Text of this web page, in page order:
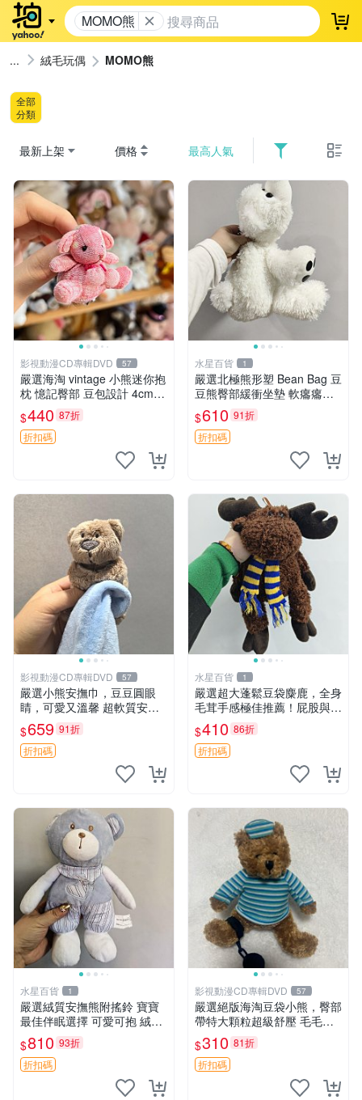
MOMO熊 登
絨毛玩偶 MOMO熊
全部
分類
最新上架 價格 最高人氣
影視動漫CD專輯DVD 57
嚴選海淘 vintage 小熊迷你抱
枕 憶記臀部 豆包設計 4cm
高 推薦收藏 迷你豆包小熊、
高臀部、豆袋抱枕
$440 87折
折扣碼
水星百貨 1
嚴選北極熊形塑 Bean Bag 豆
豆熊臀部緩衝坐墊 軟癟癟舒
壓設計 保暖又實用 適合久坐
放松 推薦居家使用 RUSS系
列 豆豆熊屁屁坐墊 3D顆粒結
$610 91折
折扣碼
影視動漫CD專輯DVD 57
嚴選小熊安撫巾，豆豆圓眼
睛，可愛又溫馨 超軟質安撫
巾，豆豆設計，哄睡好幫手
約克豆豆眼安撫巾 數碼豆豆
眼
$659 91折
折扣碼
水星百貨 1
嚴選超大蓬鬆豆袋麋鹿，全身
毛茸手感極佳推薦！屁股與四
肢填充均勻，適合收藏與孩童
共賞。 麋鹿 豆袋 毛茸玩具
$410 86折
折扣碼
水星百貨 1
嚴選絨質安撫熊附搖鈴 寶寶
最佳伴眠選擇 可愛可抱 絨毛
玩具 安撫熊 嬰兒用
$810 93折
折扣碼
影視動漫CD專輯DVD 57
嚴選絕版海淘豆袋小熊，臀部
帶特大顆粒超級舒壓 毛毛摸
起來格外順滑適合收藏 100%
棉質 豆袋枕 豆袋、抱枕、小
熊
$310 81折
折扣碼